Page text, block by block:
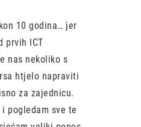
10 godina… jer
prvih ICT
nas nekoliko s
htjelo napraviti
za zajednicu.
pogledam sve te